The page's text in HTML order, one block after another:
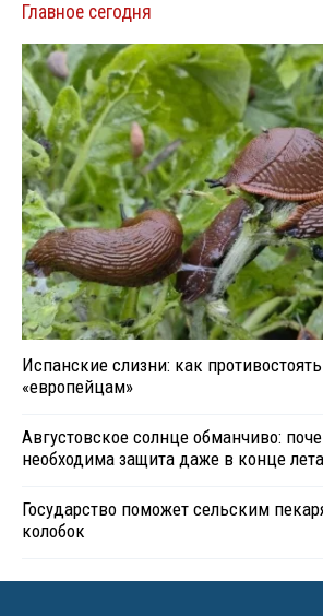
Главное сегодня
Испанские слизни: как
«европейцам»
Августовское солнце обманчиво:
необходима защита даже в конце лета
Государство поможет сельским
колобок